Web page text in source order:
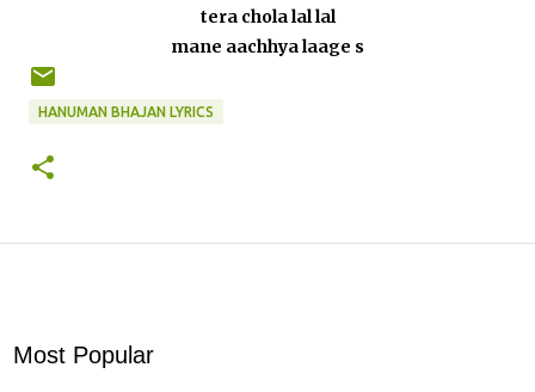
tera chola lal lal
mane aachhya laage s
HANUMAN BHAJAN LYRICS
Most Popular